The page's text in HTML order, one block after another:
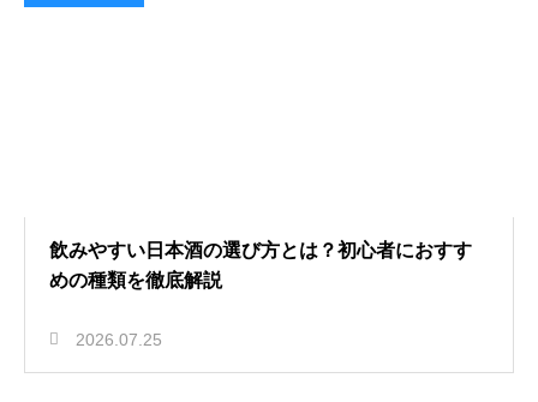
飲みやすい日本酒の選び方とは？初心者におすす
めの種類を徹底解説
2026.07.25